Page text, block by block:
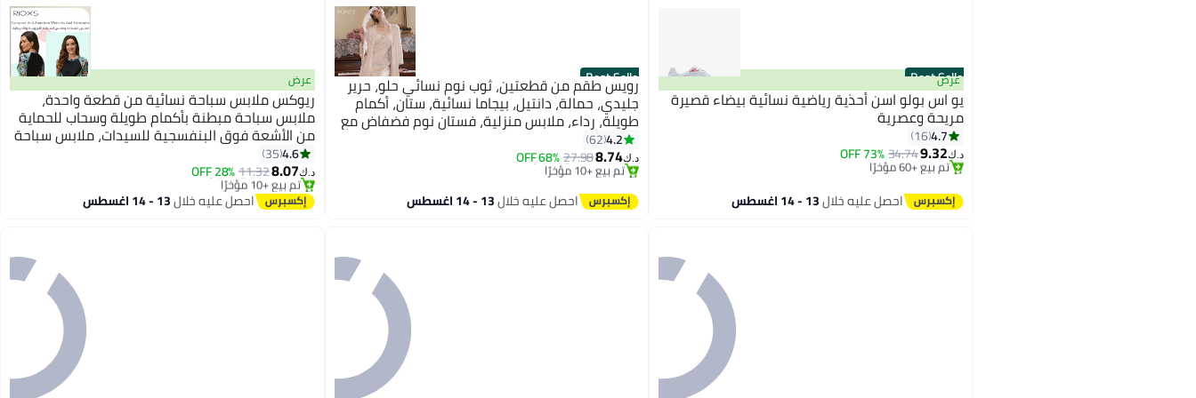
Best Seller
عرض
يو اس بولو اسن أحذية رياضية نسائية بيضاء قصيرة
مريحة وعصرية
4.7
16
د.ك‏9.32
34.74
73% OFF
#1 في سنيكرز نسائية منخفضة
بتخلّص بسرعة
تم بيع +60 مؤخرًا
#1 في سنيكرز نسائية منخفضة
احصل عليه خلال13 - 14 اغسطس
Best Seller رويس طقم من قطعتين، ثوب نوم نسائي حلو، حرير
جليدي، حمالة، دانتيل، بيجاما نسائية، ستان، أكمام
طويلة، رداء، ملابس منزلية، فستان نوم فضفاض مع
وسادة، ملابس نسائية للربيع والخريف، ملابس منزلية
صلبة
4.2
62
د.ك‏8.74
27.98
68% OFF
#1 في البيجامات وملابس النوم
أقل سعر في 7 يوم
تم بيع +10 مؤخرًا
#1 في البيجامات وملابس النوم
احصل عليه خلال13 - 14 اغسطس
3
عرض
ريوكس ملابس سباحة نسائية من قطعة واحدة،
ملابس سباحة مبطنة بأكمام طويلة وسحاب للحماية
من الأشعة فوق البنفسجية للسيدات، ملابس سباحة
مطبوعة بسحاب أمامي للتحكم في البطن، ملابس
سباحة رياضية من قطعة واحدة مع سروال قصير
للحماية من أشعة الشمس، مجموعة ملابس سباحة
نسائية، بدلة سباحة للتزلج على الماء للسباحة في
4.6
35
د.ك‏8.07
11.32
28% OFF
#10 في لباس سباحة قطعة واحدة
أقل سعر في 7 يوم
تم بيع +10 مؤخرًا
#10 في لباس سباحة قطعة واحدة
احصل عليه خلال13 - 14 اغسطس